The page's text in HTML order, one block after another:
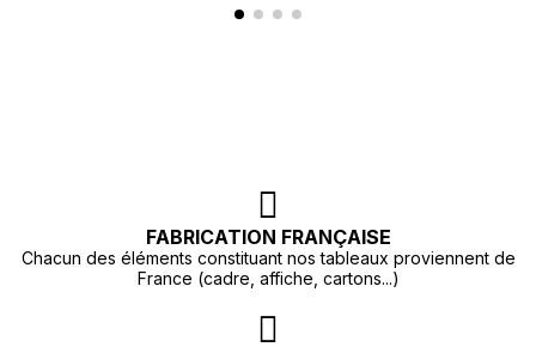
FABRICATION FRANÇAISE
Chacun des éléments constituant nos tableaux proviennent de
France (cadre, affiche, cartons...)